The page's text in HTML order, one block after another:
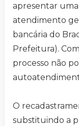
apresentar
atendimento
bancária do
Prefeitura).
processo não
O
substituindo a